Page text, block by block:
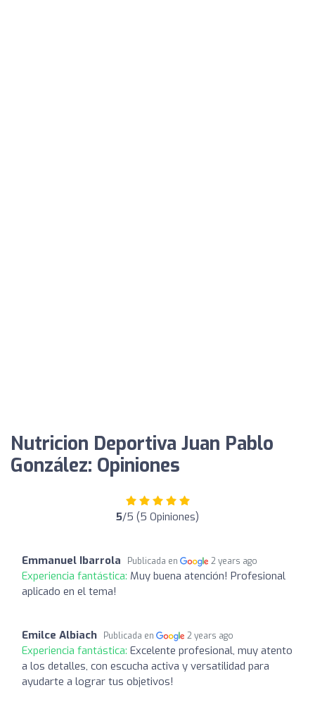
Nutricion Deportiva Juan Pablo
González: Opiniones
5/5 (5 Opiniones)
Emmanuel Ibarrola Publicada en 2 years ago
Experiencia fantástica: Muy buena atención! Profesional
aplicado en el tema!
Emilce Albiach Publicada en 2 years ago
Experiencia fantástica: Excelente profesional, muy atento
a los detalles, con escucha activa y versatilidad para
ayudarte a lograr tus objetivos!